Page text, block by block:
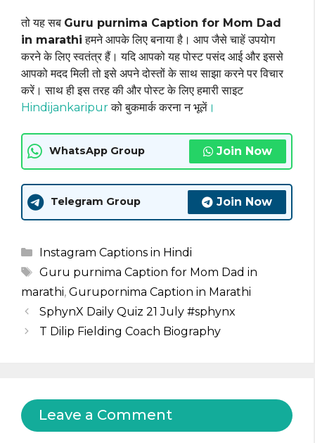
तो यह सब Guru purnima Caption for Mom Dad
in marathi हमने आपके लिए बनाया है। आप जैसे चाहें उपयोग
करने के लिए स्वतंत्र हैं। यदि आपको यह पोस्ट पसंद आई और इससे
आपको मदद मिली तो इसे अपने दोस्तों के साथ साझा करने पर विचार
करें। साथ ही इस तरह की और पोस्ट के लिए हमारी साइट
Hindijankaripurको बुकमार्क करना न भूलें ।
WhatsApp Group Join Now
Telegram Group Join Now
Categories
Instagram Captions in Hindi
Tags
Guru purnima Caption for Mom Dad in
marathi, Gurupornima Caption in Marathi
SphynX Daily Quiz 21 July #sphynx
T Dilip Fielding Coach Biography
Leave a Comment